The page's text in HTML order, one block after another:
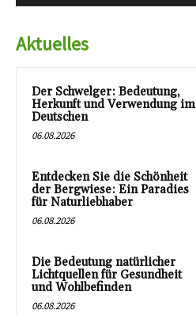
Aktuelles
Der Schwelger: Bedeutung,
Herkunft und Verwendung im
Deutschen
06.08.2026
Entdecken Sie die Schönheit
der Bergwiese: Ein Paradies
für Naturliebhaber
06.08.2026
Die Bedeutung natürlicher
Lichtquellen für Gesundheit
und Wohlbefinden
06.08.2026